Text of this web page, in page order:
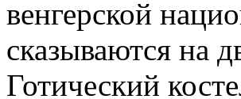
венгерской
сказываются на
Готический